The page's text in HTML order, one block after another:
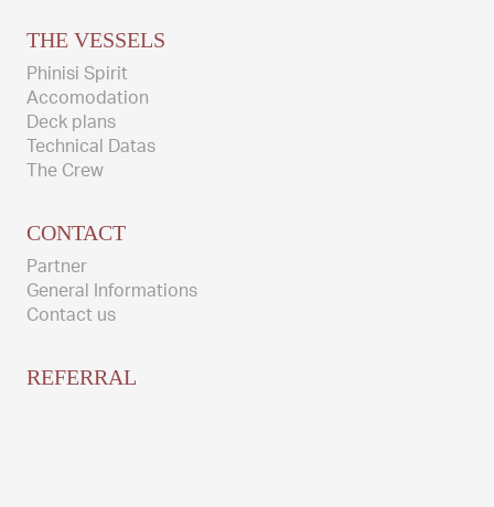
THE VESSELS
Phinisi Spirit
Accomodation
Deck plans
Technical Datas
The Crew
CONTACT
Partner
General Informations
Contact us
REFERRAL